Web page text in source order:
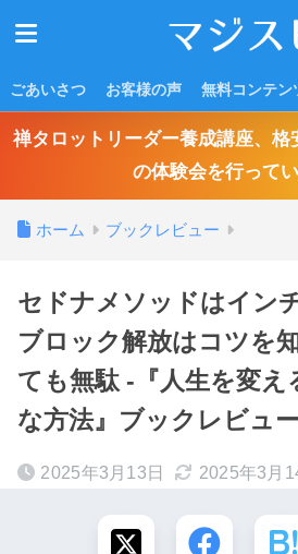
ごあいさつ お客様の声 無料コンテン
禅タロットリーダー養成講座、格
の体験会を行ってい
ホーム ブックレビュー
セドナメソッドはイン
ブロック解放はコツを
ても無駄 -『人生を変
な方法』ブックレビュー
2025年3月13日 2025年3月